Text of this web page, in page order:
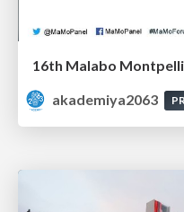
16th Malabo
akademiya2063